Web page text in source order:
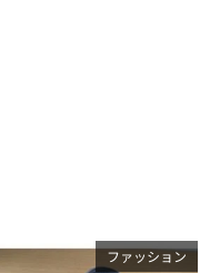
ファッション